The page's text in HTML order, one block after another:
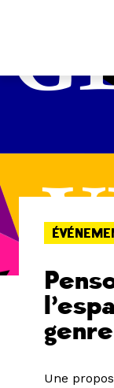
Une
Panneau de